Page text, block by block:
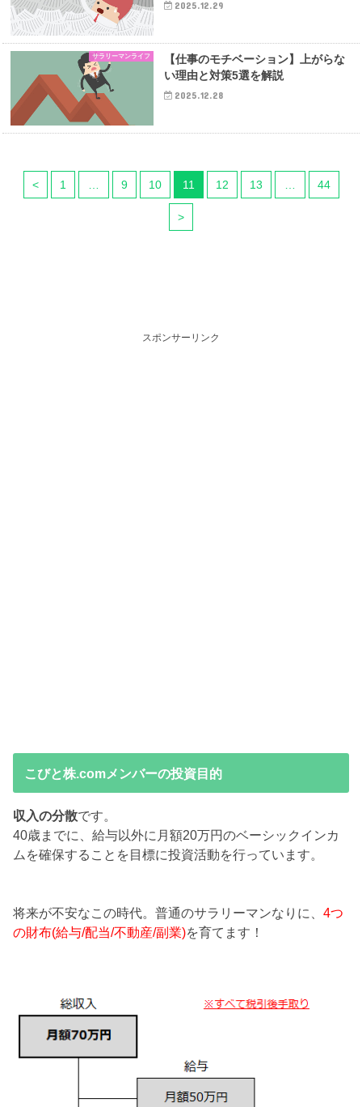
2025.12.29
サラリーマンライフ
【仕事のモチベーション】上がらな
い理由と対策5選を解説
2025.12.28
< 1 9 10 11 12 13 44
>
スポンサーリンク
こびと株.comメンバーの投資目的
収入の分散です。
40歳までに、給与以外に月額20万円のベーシックインカ
ムを確保することを目標に投資活動を行っています。
将来が不安なこの時代。普通のサラリーマンなりに、4つ
の財布(給与/配当/不動産/副業)を育てます！